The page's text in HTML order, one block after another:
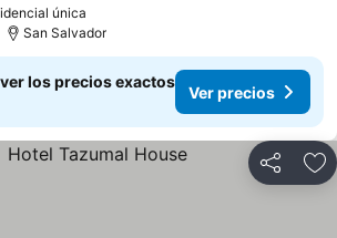
única
San Salvador
los precios exactos
Ver precios
Compartir